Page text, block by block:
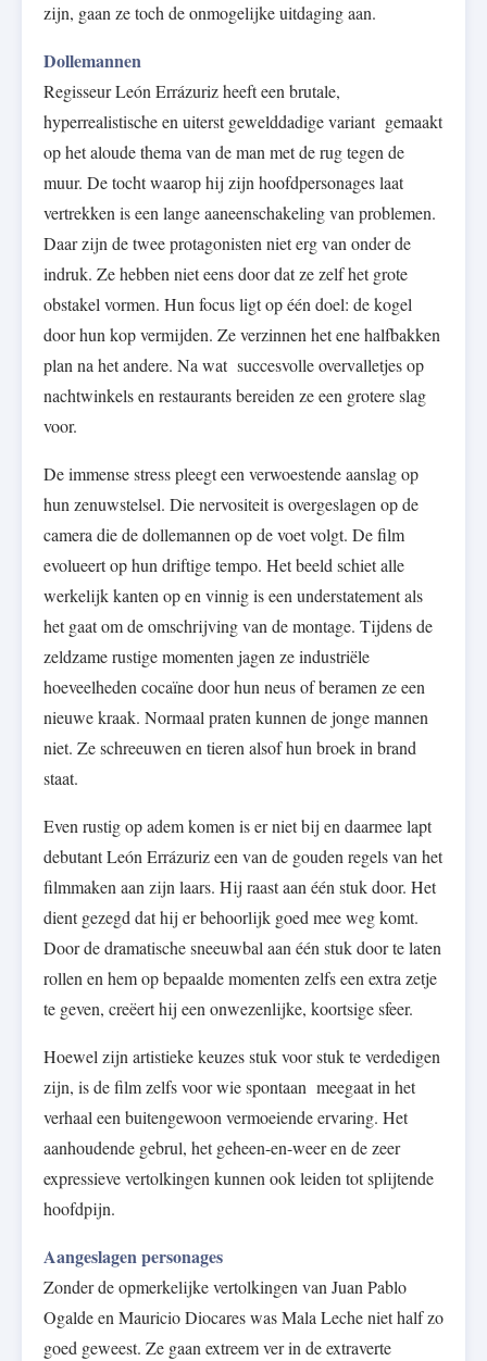
zijn, gaan ze toch de onmogelijke uitdaging aan.
Dollemannen
Regisseur León Errázuriz heeft een brutale,
hyperrealistische en uiterst gewelddadige variant gemaakt
op het aloude thema van de man met de rug tegen de
muur. De tocht waarop hij zijn hoofdpersonages laat
vertrekken is een lange aaneenschakeling van problemen.
Daar zijn de twee protagonisten niet erg van onder de
indruk. Ze hebben niet eens door dat ze zelf het grote
obstakel vormen. Hun focus ligt op één doel: de kogel
door hun kop vermijden. Ze verzinnen het ene halfbakken
plan na het andere. Na wat succesvolle overvalletjes op
nachtwinkels en restaurants bereiden ze een grotere slag
voor.
De immense stress pleegt een verwoestende aanslag op
hun zenuwstelsel. Die nervositeit is overgeslagen op de
camera die de dollemannen op de voet volgt. De film
evolueert op hun driftige tempo. Het beeld schiet alle
werkelijk kanten op en vinnig is een understatement als
het gaat om de omschrijving van de montage. Tijdens de
zeldzame rustige momenten jagen ze industriële
hoeveelheden cocaïne door hun neus of beramen ze een
nieuwe kraak. Normaal praten kunnen de jonge mannen
niet. Ze schreeuwen en tieren alsof hun broek in brand
staat.
Even rustig op adem komen is er niet bij en daarmee lapt
debutant León Errázuriz een van de gouden regels van het
filmmaken aan zijn laars. Hij raast aan één stuk door. Het
dient gezegd dat hij er behoorlijk goed mee weg komt.
Door de dramatische sneeuwbal aan één stuk door te laten
rollen en hem op bepaalde momenten zelfs een extra zetje
te geven, creëert hij een onwezenlijke, koortsige sfeer.
Hoewel zijn artistieke keuzes stuk voor stuk te verdedigen
zijn, is de film zelfs voor wie spontaan meegaat in het
verhaal een buitengewoon vermoeiende ervaring. Het
aanhoudende gebrul, het geheen-en-weer en de zeer
expressieve vertolkingen kunnen ook leiden tot splijtende
hoofdpijn.
Aangeslagen personages
Zonder de opmerkelijke vertolkingen van Juan Pablo
Ogalde en Mauricio Diocares was Mala Leche niet half zo
goed geweest. Ze gaan extreem ver in de extraverte